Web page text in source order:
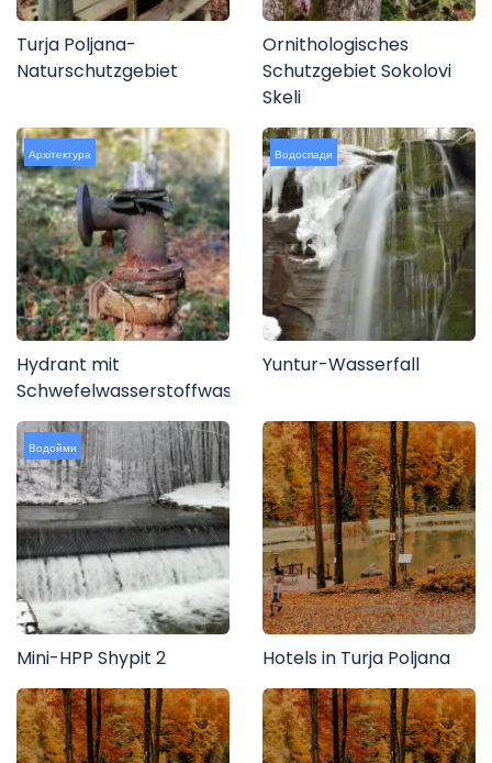
Turja Poljana-
Naturschutzgebiet
Ornithologisches
Schutzgebiet Sokolovi
Skeli
Архітектура
Hydrant mit
Schwefelwasserstoffwasser
Водоспади
Yuntur-Wasserfall
Водойми
Mini-HPP Shypit 2 Hotels in Turja Poljana